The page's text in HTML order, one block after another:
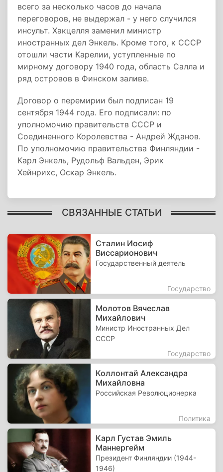
всего за несколько часов до начала
переговоров, не выдержал - у него случился
инсульт. Хакцелля заменил министр
иностранных дел Энкель. Кроме того, к СССР
отошли части Карелии, уступленные по
мирному договору 1940 года, область Салла и
ряд островов в Финском заливе.
Договор о перемирии был подписан 19
сентября 1944 года. Его подписали: по
уполномочию правительств СССР и
Соединенного Королевства - Андрей Жданов.
По уполномочию правительства Финляндии -
Карл Энкель, Рудольф Вальден, Эрик
Хейнрихс, Оскар Энкель.
СВЯЗАННЫЕ СТАТЬИ
Сталин Иосиф
Виссарионович
Государственный деятель
Государство
Молотов Вячеслав
Михайлович
Министр Иностранных Дел
СССР
Государство
Коллонтай Александра
Михайловна
Российская Революционерка
Политика
Карл Густав Эмиль
Маннергейм
Президент Финляндии (1944-
1946)